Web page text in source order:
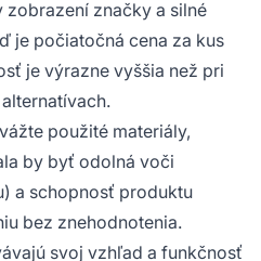
značky a silné
je počiatočná cena za kus
je výrazne vyššia než pri
použité materiály,
by byť odolná voči
a schopnosť produktu
bez znehodnotenia.
svoj vzhľad a funkčnosť